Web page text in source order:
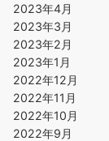
2023年4月
2023年3月
2023年2月
2023年1月
2022年12月
2022年11月
2022年10月
2022年9月